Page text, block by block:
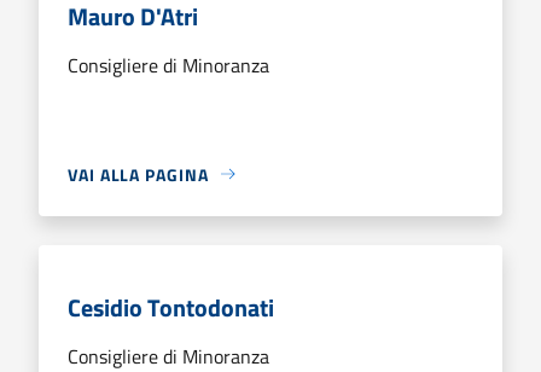
Mauro D'Atri
Consigliere di Minoranza
VAI ALLA PAGINA
Cesidio Tontodonati
Consigliere di Minoranza